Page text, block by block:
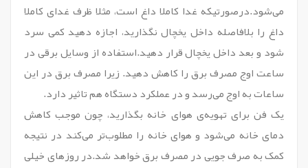
می‌شود.درصورتیکه غدا کاملا داغ است، مثلا ظرف غدای کاملا
داغ را بلافاصله داخل یخچال نگذارید، اجازه دهید کمی سرد
شود و بعد داخل یخچال قرار دهید.استفاده از وسایل برقی در
ساعت اوج مصرف برق را کاهش دهید. زیرا مصرف برق در این
ساعات به اوج می‌رسد و در عملکرد دستگاه هم تاثیر دارد.
یک فن برای تهویه‌ی هوای خانه بگذارید، چون موجب کاهش
دمای خانه می‌شود و هوای خانه را مطلوب‌تر می‌کند در نتیجه
کمک به صرف جویی در مصرف برق خواهد شد.در روزهای خیلی